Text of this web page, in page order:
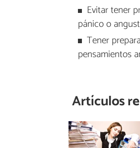
Evitar tener
pánico o
Tener
pensamientos
Artículos